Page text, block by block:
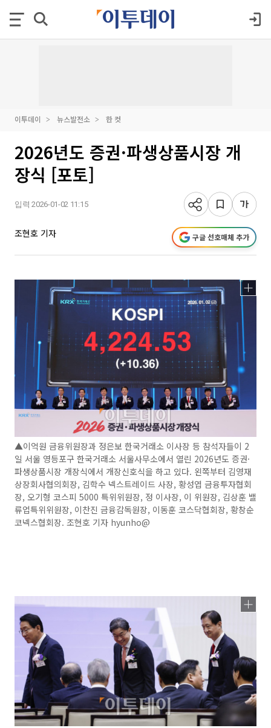
이투데이 뉴스발전소 한 컷
2026년도 증권·파생상품시장 개
장식 [포토]
입력 2026-01-02 11:15
조현호 기자 구글 선호매체 추가
▲이억원 금융위원장과 정은보 한국거래소 이사장 등 참석자들이 2
일 서울 영등포구 한국거래소 서울사무소에서 열린 2026년도 증권·
파생상품시장 개장식에서 개장신호식을 하고 있다. 왼쪽부터 김영재
상장회사협의회장, 김학수 넥스트레이드 사장, 황성엽 금융투자협회
장, 오기형 코스피 5000 특위위원장, 정 이사장, 이 위원장, 김상훈 밸
류업특위위원장, 이찬진 금융감독원장, 이동훈 코스닥협회장, 황창순
코넥스협회장. 조현호 기자 hyunho@